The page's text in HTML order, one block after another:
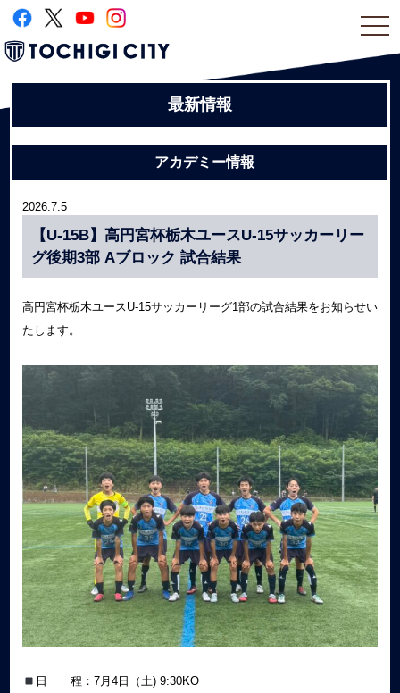
最新情報
アカデミー情報
2026.7.5
【U-15B】高円宮杯栃木ユースU-15サッカーリー
グ後期3部 Aブロック 試合結果
高円宮杯栃木ユースU-15サッカーリーグ1部の試合結果をお知らせい
たします。
日 程：7月4日（土) 9:30KO